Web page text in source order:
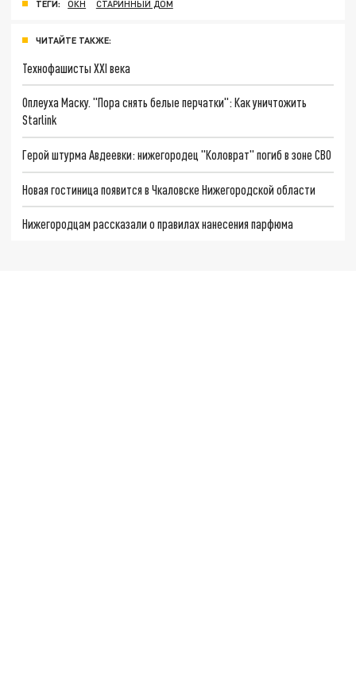
ТЕГИ: ОКН СТАРИННЫЙ ДОМ
ЧИТАЙТЕ ТАКЖЕ:
Технофашисты XXI века
Оплеуха Маску. "Пора снять белые перчатки": Как уничтожить
Starlink
Герой штурма Авдеевки: нижегородец "Коловрат" погиб в зоне СВО
Новая гостиница появится в Чкаловске Нижегородской области
Нижегородцам рассказали о правилах нанесения парфюма